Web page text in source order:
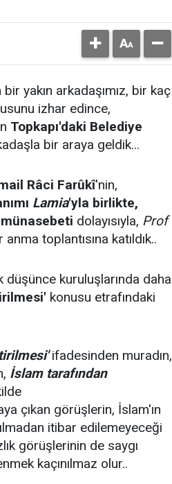
yakın arkadaşımız, bir kaç
izhar edince,
Topkapı'daki Belediye
bir araya geldik...
Râci Farûkî'nin,
Lamia'yla birlikte,
dolayısıyla, Prof
toplantısına katıldık..
düşünce kuruluşlarında daha
konusu etrafındaki
ifadesinden muradın,
İslam tarafından
çıkan görüşlerin, İslam'ın
itibar edilemeyeceği
görüşlerinin de saygı
kaçınılmaz olur..